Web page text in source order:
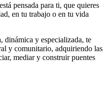
pensada para ti, que quieres
en tu trabajo o en tu vida
dinámica y especializada, te
y comunitario, adquiriendo las
mediar y construir puentes